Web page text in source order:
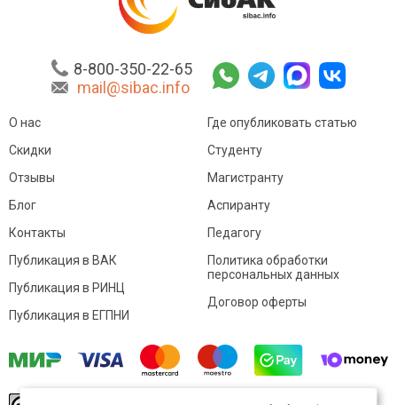
8-800-350-22-65
mail@sibac.info
О нас
Скидки
Отзывы
Блог
Контакты
Где опубликовать статью
Студенту
Магистранту
Аспиранту
Педагогу
Публикация в ВАК
Публикация в РИНЦ
Публикация в ЕГПНИ
Политика обработки
персональных данных
Договор оферты